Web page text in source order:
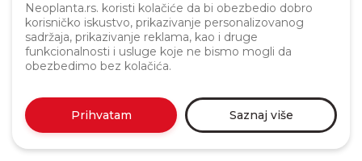
Neoplanta.rs. koristi kolačiće da bi obezbedio dobro
korisničko iskustvo, prikazivanje personalizovanog
sadržaja, prikazivanje reklama, kao i druge
funkcionalnosti i usluge koje ne bismo mogli da
obezbedimo bez kolačića.
Prihvatam Saznaj više